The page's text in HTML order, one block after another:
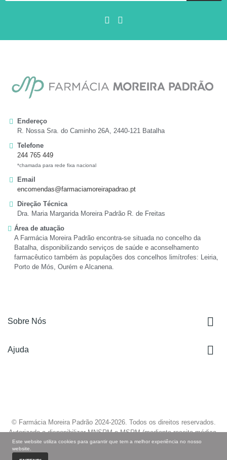
Endereço
R. Nossa Sra. do Caminho 26A, 2440-121 Batalha
Telefone
244 765 449
*chamada para rede fixa nacional
Email
encomendas@farmaciamoreirapadrao.pt
Direção Técnica
Dra. Maria Margarida Moreira Padrão R. de Freitas
Área de atuação
A Farmácia Moreira Padrão encontra-se situada no concelho da
Batalha, disponibilizando serviços de saúde e aconselhamento
farmacêutico também às populações dos concelhos limítrofes: Leiria,
Porto de Mós, Ourém e Alcanena.
Sobre Nós 
Ajuda 
© Farmácia Moreira Padrão 2024-2026. Todos os direitos reservados.
Autorizado a disponibilizar MNSRM e MSRM (mediante receita médica,
quando aplicável) e a fornecer produtos de saúde ao domicílio através da
Internet, nos termos regulados pelo pelo Infarmed.
Este website utiliza cookies para garantir que tem a melhor experiência no nosso
website.